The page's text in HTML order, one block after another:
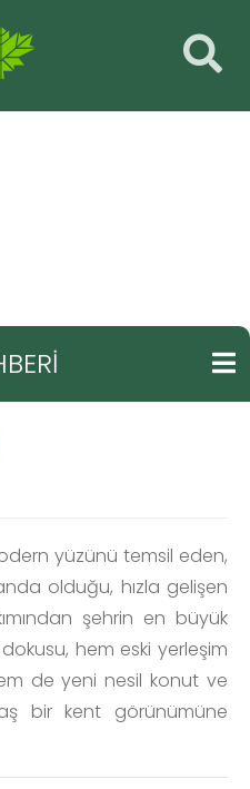
yüzünü temsil eden,
olduğu, hızla gelişen
şehrin en büyük
hem eski yerleşim
de yeni nesil konut ve
bir kent görünümüne